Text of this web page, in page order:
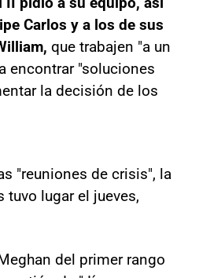
Carlos y a los de sus
que trabajen "a un
encontrar "soluciones
la decisión de los
"reuniones de crisis", la
tuvo lugar el jueves,
del primer rango